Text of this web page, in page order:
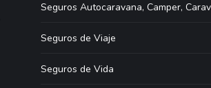
Seguros Autocaravana, Camper,
Seguros de Viaje
Seguros de Vida